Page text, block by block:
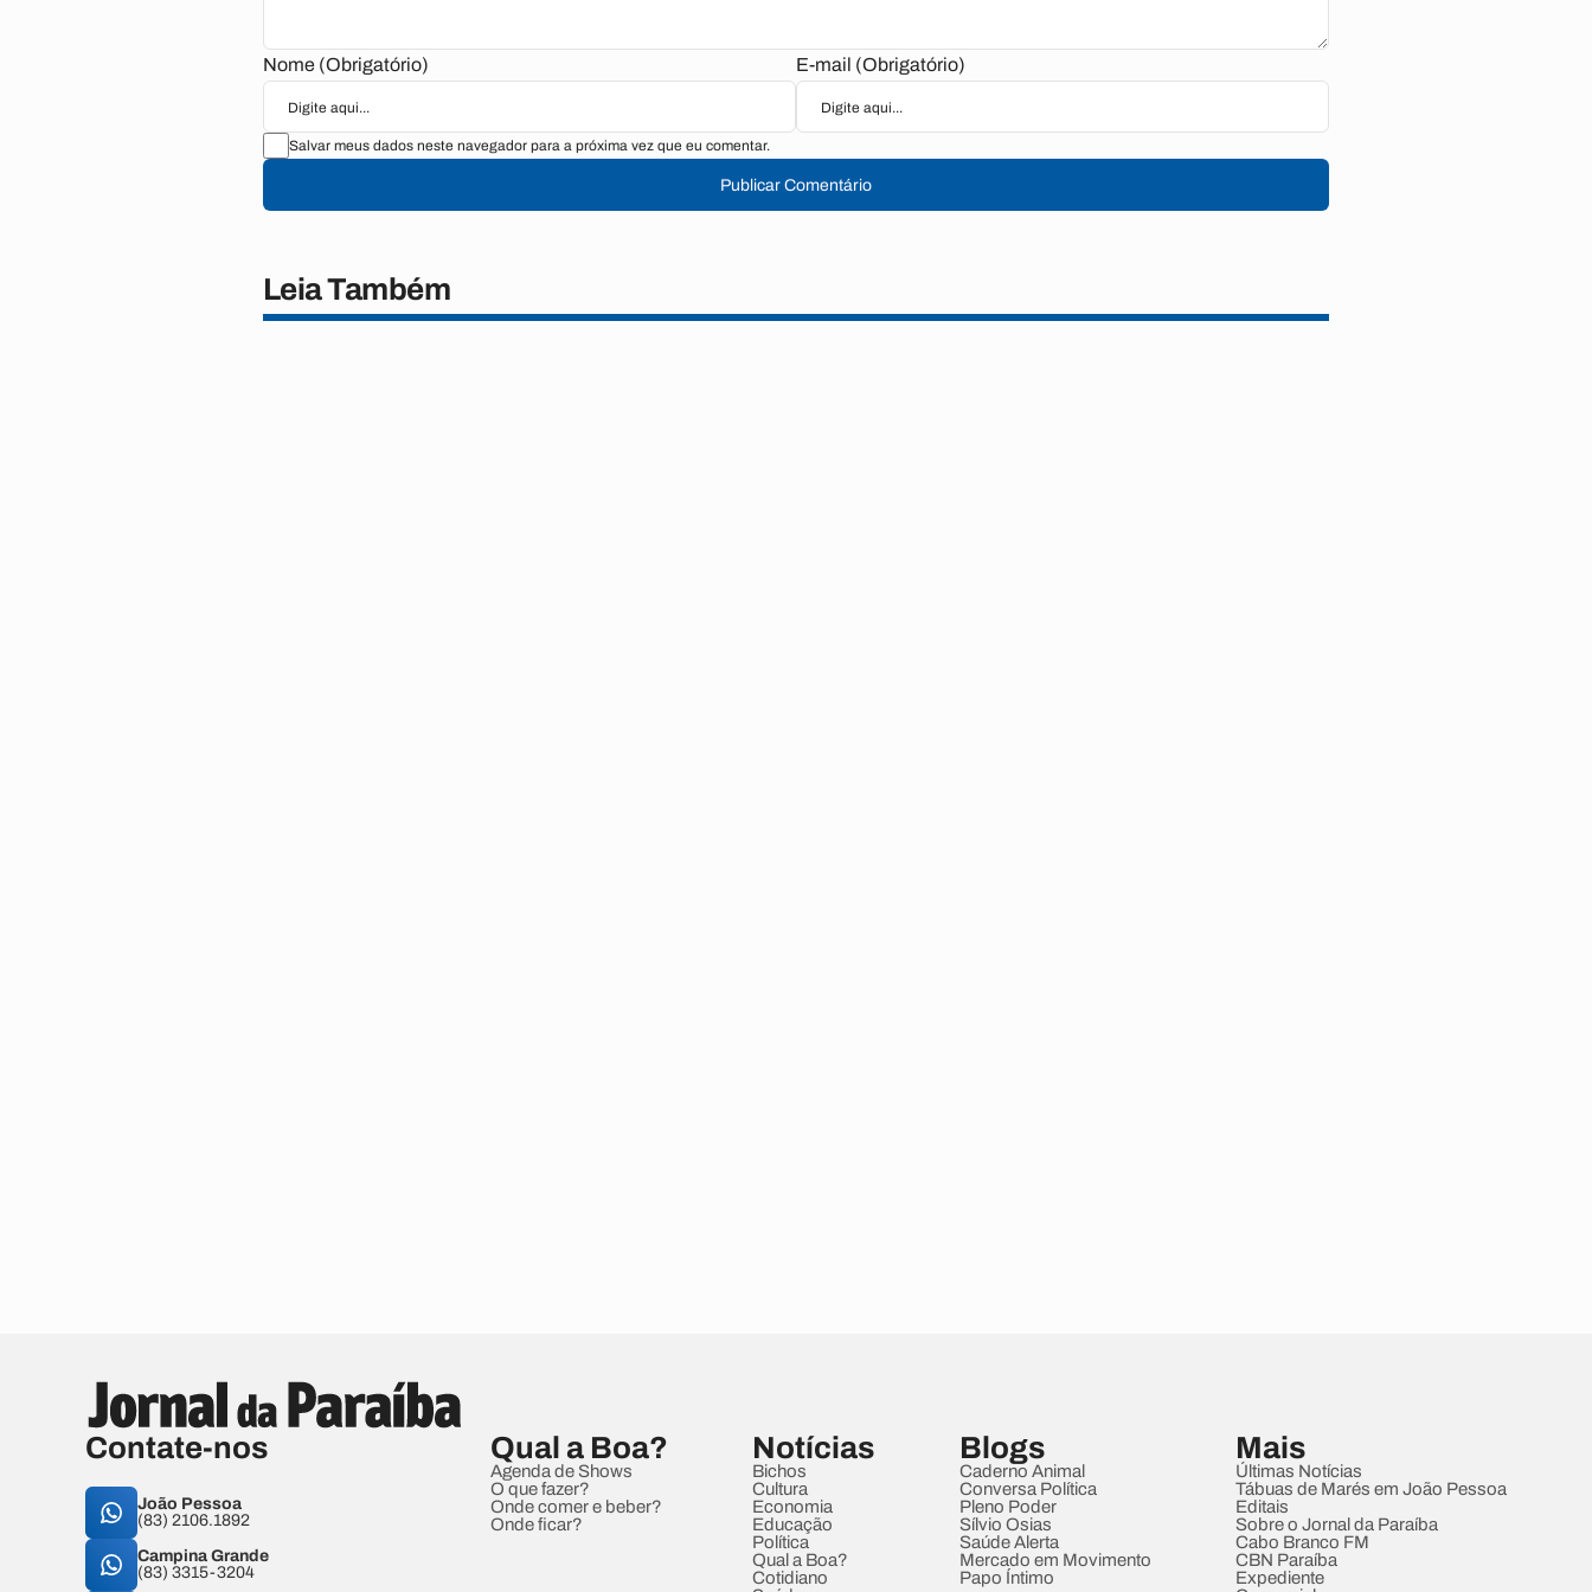
Nome (Obrigatório) E-mail (Obrigatório)
Salvar meus dados neste navegador para a próxima vez que eu comentar.
Publicar Comentário
Leia Também
Contate-nos
João Pessoa
(83) 2106.1892
Campina Grande
(83) 3315-3204
Qual a Boa?
Agenda de Shows
O que fazer?
Onde comer e beber?
Onde ficar?
Notícias
Bichos
Cultura
Economia
Educação
Política
Qual a Boa?
Cotidiano
Blogs
Caderno Animal
Conversa Política
Pleno Poder
Sílvio Osias
Saúde Alerta
Mercado em Movimento
Papo Íntimo
Mais
Últimas Notícias
Tábuas de Marés em João Pessoa
Editais
Sobre o Jornal da Paraíba
Cabo Branco FM
CBN Paraíba
Expediente